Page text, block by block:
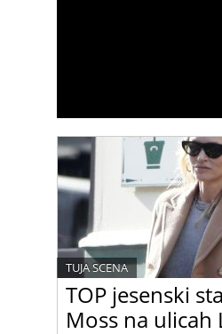
TOP jesenski
Moss na ulicah
TUJA SCENA